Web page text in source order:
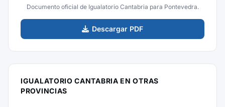
Documento oficial de Igualatorio Cantabria para Pontevedra.
Descargar PDF
IGUALATORIO CANTABRIA EN OTRAS
PROVINCIAS